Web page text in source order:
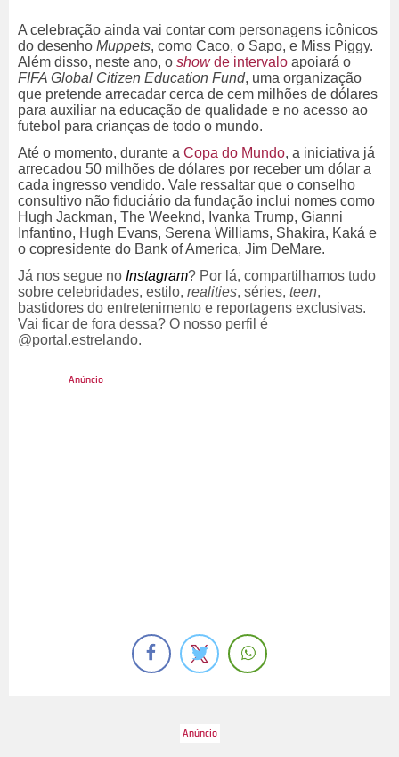
A celebração ainda vai contar com personagens icônicos
do desenho Muppets, como Caco, o Sapo, e Miss Piggy.
Além disso, neste ano, o showde intervalo apoiará o
FIFA Global Citizen Education Fund, uma organização
que pretende arrecadar cerca de cem milhões de dólares
para auxiliar na educação de qualidade e no acesso ao
futebol para crianças de todo o mundo.
Até o momento, durante a Copa do Mundo, a iniciativa já
arrecadou 50 milhões de dólares por receber um dólar a
cada ingresso vendido. Vale ressaltar que o conselho
consultivo não fiduciário da fundação inclui nomes como
Hugh Jackman, The Weeknd, Ivanka Trump, Gianni
Infantino, Hugh Evans, Serena Williams, Shakira, Kaká e
o copresidente do Bank of America, Jim DeMare.
Já nos segue no Instagram? Por lá, compartilhamos tudo
sobre celebridades, estilo, realities, séries, teen,
bastidores do entretenimento e reportagens exclusivas.
Vai ficar de fora dessa? O nosso perfil é
@portal.estrelando.